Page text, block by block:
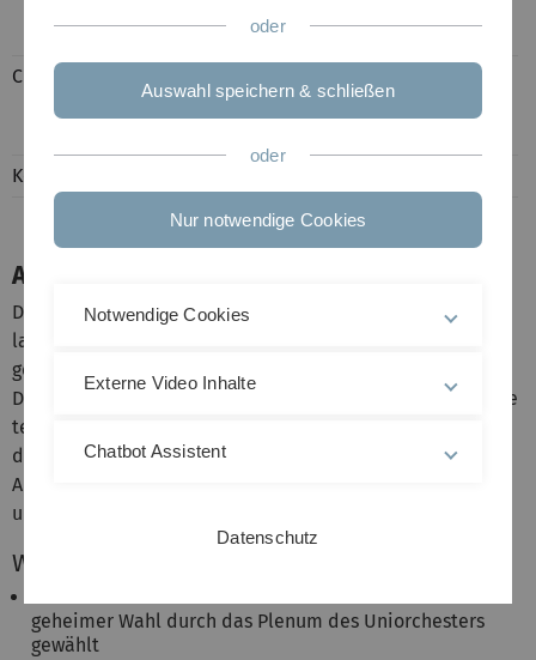
Probenwochenende u.a.
Claudius Eisenrauch
Programmhefte,
Kora Wittich
Aufgaben
Das Uniorchester-Präsidium hat die Aufgabe, den
laufenden Betrieb des Universitätsorchesters zu
gewährleisten. Dem Präsidium gehören neben dem
Dirigenten drei Studierende der Universität Ulm an. Diese
teilen sich die Verwaltungs- und Organisationsarbeiten
des Universitätsorchesters. Weiterhin sind sie
Ansprechpartner für Orchestermitglieder, die Universität
und Neueinsteiger.
Wahl / Amtszeit
geheimer Wahl durch das Plenum des Uniorchesters
gewählt
oder
Auswahl speichern & schließen
oder
Nur notwendige Cookies
Notwendige Cookies
Externe Video Inhalte
Chatbot Assistent
Datenschutz